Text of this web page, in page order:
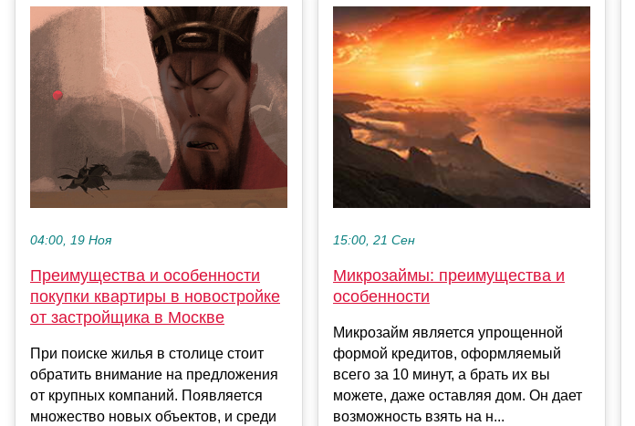
04:00, 19 Ноя
Преимущества и особенности
покупки квартиры в новостройке
от застройщика в Москве
При поиске жилья в столице стоит
обратить внимание на предложения
от крупных компаний. Появляется
множество новых объектов, и среди
15:00, 21 Сен
Микрозаймы: преимущества и
особенности
Микрозайм является упрощенной
формой кредитов, оформляемый
всего за 10 минут, а брать их вы
можете, даже оставляя дом. Он дает
возможность взять на н...